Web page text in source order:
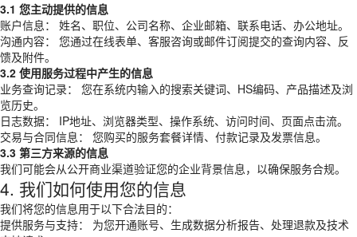
3.1 您主动提供的信息
账户信息： 姓名、职位、公司名称、企业邮箱、联系电话、办公地址。
沟通内容： 您通过在线表单、客服咨询或邮件订阅提交的查询内容、反
馈及附件。
3.2 使用服务过程中产生的信息
业务查询记录： 您在系统内输入的搜索关键词、HS编码、产品描述及浏
览历史。
日志数据： IP地址、浏览器类型、操作系统、访问时间、页面点击流。
交易与合同信息： 您购买的服务套餐详情、付款记录及发票信息。
3.3 第三方来源的信息
我们可能会从公开商业渠道验证您的企业背景信息，以确保服务合规。
4. 我们如何使用您的信息
我们将您的信息用于以下合法目的：
提供服务与支持： 为您开通账号、生成数据分析报告、处理退款及技术